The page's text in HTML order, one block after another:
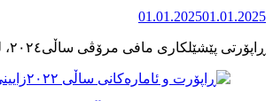
01.01.202501.01.2025